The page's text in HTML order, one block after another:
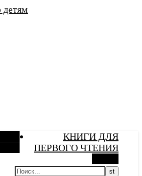
КНИГИ ДЛЯ
ПЕРВОГО ЧТЕНИЯ